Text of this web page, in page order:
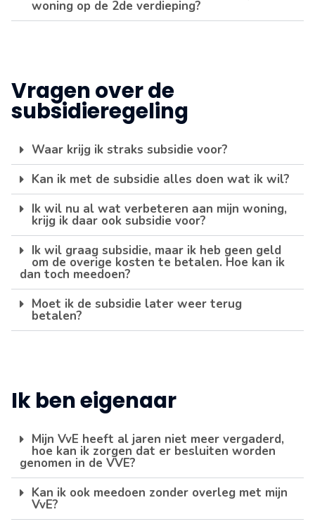
woning op de 2de verdieping?
Vragen over de
subsidieregeling
Waar krijg ik straks subsidie voor?
Kan ik met de subsidie alles doen wat ik wil?
Ik wil nu al wat verbeteren aan mijn woning,
krijg ik daar ook subsidie voor?
Ik wil graag subsidie, maar ik heb geen geld
om de overige kosten te betalen. Hoe kan ik
dan toch meedoen?
Moet ik de subsidie later weer terug
betalen?
Ik ben eigenaar
Mijn VvE heeft al jaren niet meer vergaderd,
hoe kan ik zorgen dat er besluiten worden
genomen in de VVE?
Kan ik ook meedoen zonder overleg met mijn
VvE?